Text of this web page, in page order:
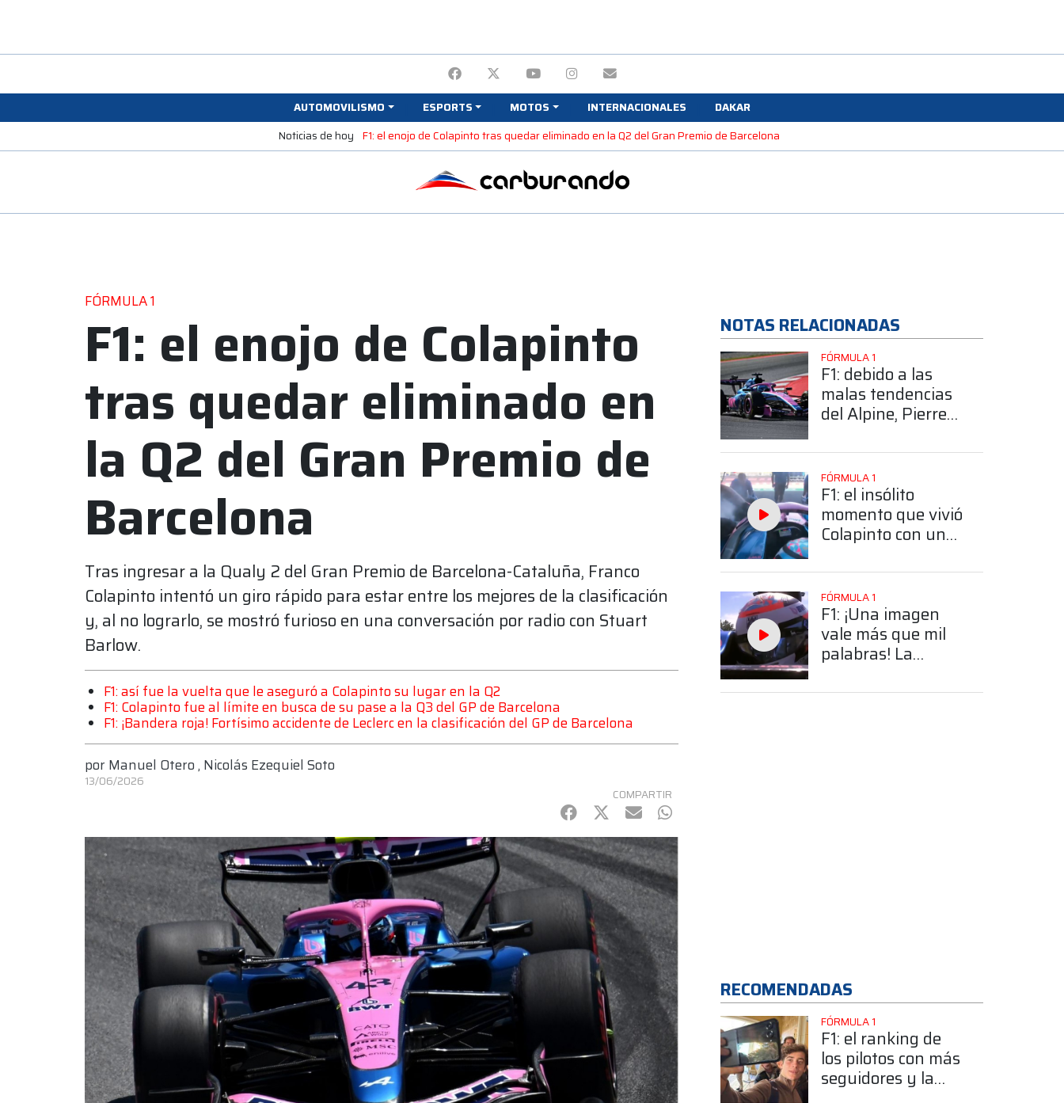
AUTOMOVILISMO ESPORTS MOTOS INTERNACIONALES
DAKAR
Noticias de hoy F1: el enojo de Colapinto tras quedar eliminado en la Q2 del Gran Premio de Barcelona
FÓRMULA 1
F1: el enojo de Colapinto
tras quedar eliminado en
la Q2 del Gran Premio de
Barcelona
Tras ingresar a la Qualy 2 del Gran Premio de Barcelona-Cataluña, Franco
Colapinto intentó un giro rápido para estar entre los mejores de la clasificación
y, al no lograrlo, se mostró furioso en una conversación por radio con Stuart
Barlow.
F1: así fue la vuelta que le aseguró a Colapinto su lugar en la Q2
F1: Colapinto fue al límite en busca de su pase a la Q3 del GP de Barcelona
F1: ¡Bandera roja! Fortísimo accidente de Leclerc en la clasificación del GP de Barcelona
por Manuel Otero, Nicolás Ezequiel Soto
13/06/2026
COMPARTIR
Facebook
Twitter
mail WhatsApp
NOTAS RELACIONADAS
FÓRMULA 1
F1: debido a las
malas tendencias
del Alpine, Pierre
la mesa la
posibilidad de
largar desde el
pitlane
FÓRMULA 1
F1: el insólito
momento que vivió
Colapinto con un
post qualy del GP
de Barcelona
FÓRMULA 1
F1: ¡Una imagen
vale más que mil
palabras! La
Colapinto tras la
RECOMENDADAS
FÓRMULA 1
F1: el ranking de
los pilotos con más
seguidores y la